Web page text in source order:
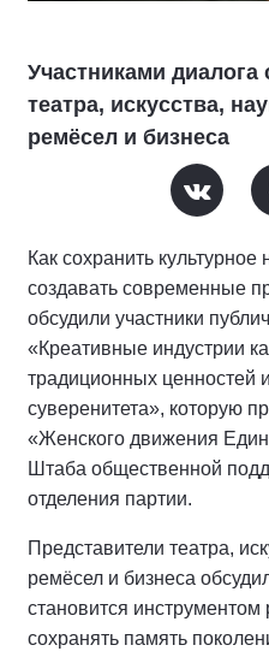
Участниками диалога
театра, искусства,
ремёсел и бизнеса
Как сохранить
создавать современные
обсудили участники
«Креативные индустрии
традиционных ценностей
суверенитета», которую
«Женского движения
Штаба общественной
отделения партии.
Представители театра,
ремёсел и бизнеса
становится инструментом
сохранять память